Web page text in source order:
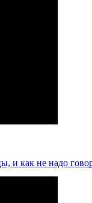
и как не надо